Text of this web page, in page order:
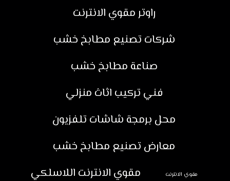
راوتر مقوي الانترنت
شركات تصنيع مطابخ خشب
صناعة مطابخ خشب
فني تركيب اثاث منزلي
محل برمجة شاشات تلفزيون
معارض تصنيع مطابخ خشب
مقوي الانترنت مقوي الانترنت اللاسلكي